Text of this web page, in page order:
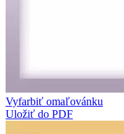
Vyfarbiť omaľovánku
Uložiť do PDF